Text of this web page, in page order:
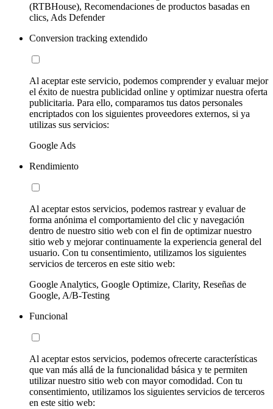
(RTBHouse), Recomendaciones de productos basadas en
clics, Ads Defender
Conversion tracking extendido
Al aceptar este servicio, podemos comprender y evaluar mejor
el éxito de nuestra publicidad online y optimizar nuestra oferta
publicitaria. Para ello, comparamos tus datos personales
encriptados con los siguientes proveedores externos, si ya
utilizas sus servicios:
Google Ads
Rendimiento
Al aceptar estos servicios, podemos rastrear y evaluar de
forma anónima el comportamiento del clic y navegación
dentro de nuestro sitio web con el fin de optimizar nuestro
sitio web y mejorar continuamente la experiencia general del
usuario. Con tu consentimiento, utilizamos los siguientes
servicios de terceros en este sitio web:
Google Analytics, Google Optimize, Clarity, Reseñas de
Google, A/B-Testing
Funcional
Al aceptar estos servicios, podemos ofrecerte características
que van más allá de la funcionalidad básica y te permiten
utilizar nuestro sitio web con mayor comodidad. Con tu
consentimiento, utilizamos los siguientes servicios de terceros
en este sitio web: